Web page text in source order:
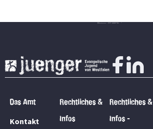
Das Amt
Kontakt
Rechtliches &
Infos
Rechtliches &
Infos -